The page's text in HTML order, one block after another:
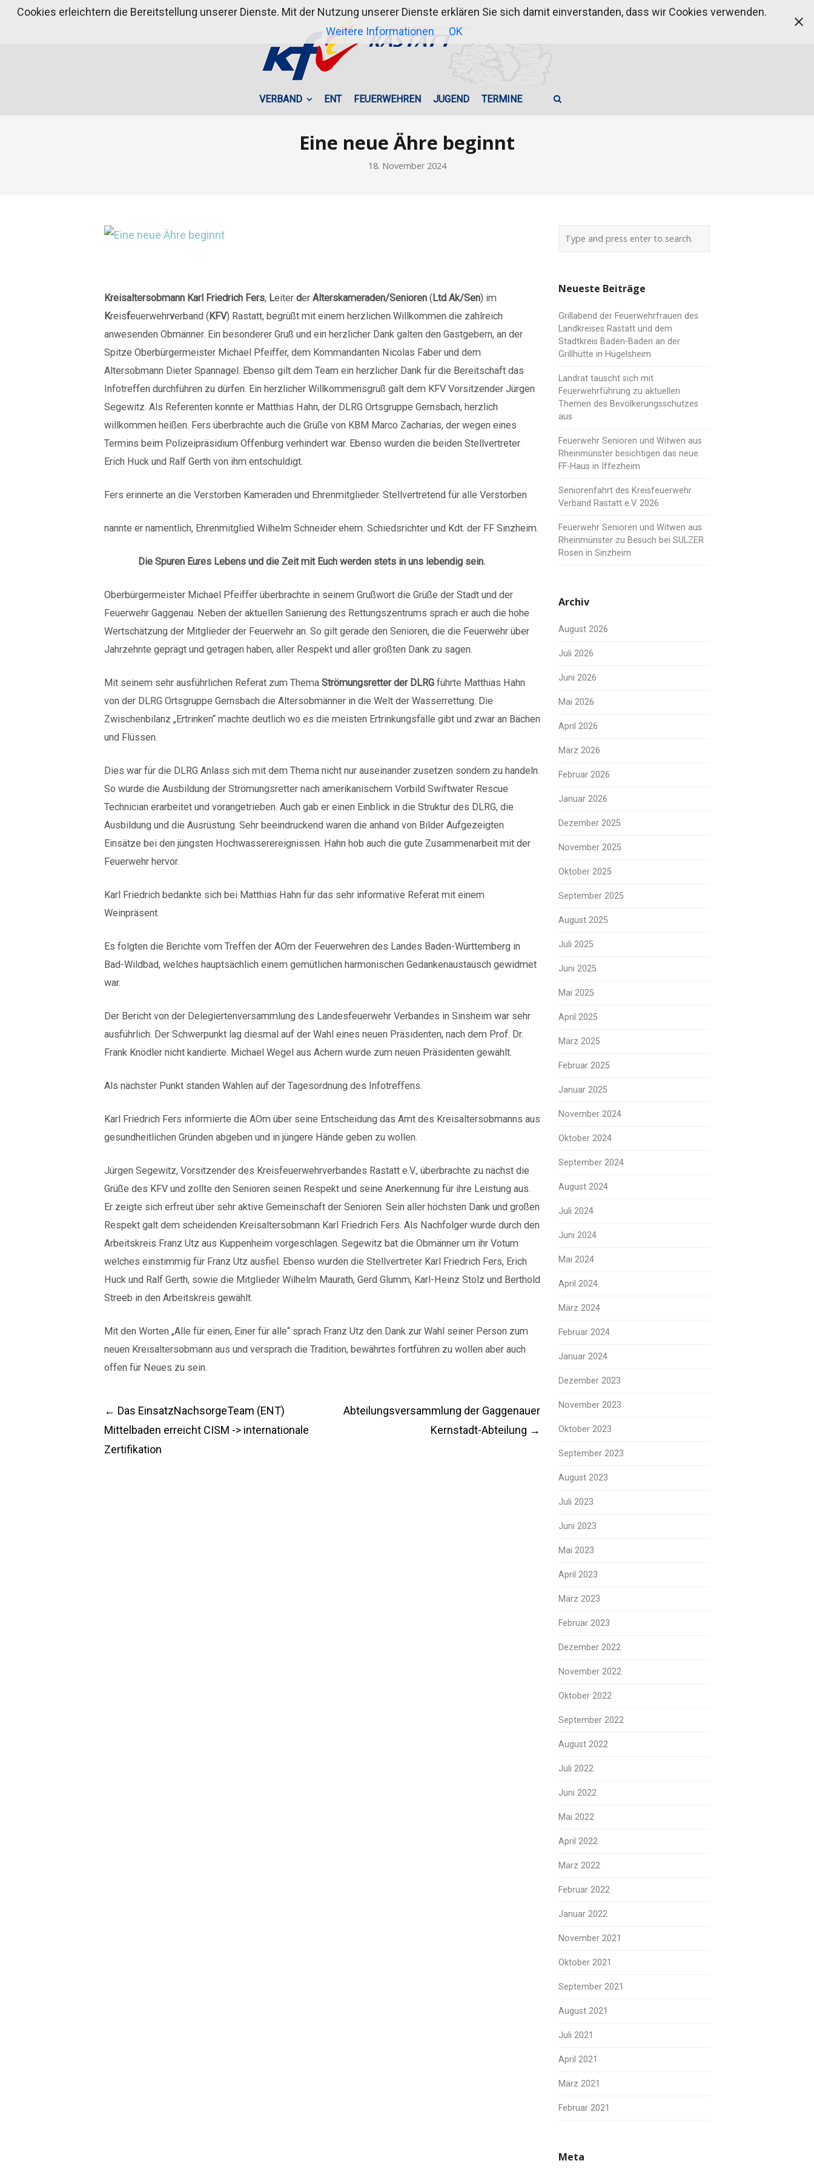
VERBAND ENT FEUERWEHREN JUGEND TERMINE
Eine neue Ähre beginnt
18. November 2024
Kreisaltersobmann Karl Friedrich Fers, Leiter der Alterskameraden/Senioren (Ltd Ak/Sen) im
Kreisfeuerwehrverband (KFV) Rastatt, begrüßt mit einem herzlichen Willkommen die zahlreich
anwesenden Obmänner. Ein besonderer Gruß und ein herzlicher Dank galten den Gastgebern, an der
Spitze Oberbürgermeister Michael Pfeiffer, dem Kommandanten Nicolas Faber und dem
Altersobmann Dieter Spannagel. Ebenso gilt dem Team ein herzlicher Dank für die Bereitschaft das
Infotreffen durchführen zu dürfen. Ein herzlicher Willkommensgruß galt dem KFV Vorsitzender Jürgen
Segewitz. Als Referenten konnte er Matthias Hahn, der DLRG Ortsgruppe Gernsbach, herzlich
willkommen heißen. Fers überbrachte auch die Grüße von KBM Marco Zacharias, der wegen eines
Termins beim Polizeipräsidium Offenburg verhindert war. Ebenso wurden die beiden Stellvertreter
Erich Huck und Ralf Gerth von ihm entschuldigt.
Fers erinnerte an die Verstorben Kameraden und Ehrenmitglieder. Stellvertretend für alle Verstorben
nannte er namentlich, Ehrenmitglied Wilhelm Schneider ehem. Schiedsrichter und Kdt. der FF Sinzheim.
Die Spuren Eures Lebens und die Zeit mit Euch werden stets in uns lebendig sein.
Oberbürgermeister Michael Pfeiffer überbrachte in seinem Grußwort die Grüße der Stadt und der
Feuerwehr Gaggenau. Neben der aktuellen Sanierung des Rettungszentrums sprach er auch die hohe
Wertschätzung der Mitglieder der Feuerwehr an. So gilt gerade den Senioren, die die Feuerwehr über
Jahrzehnte geprägt und getragen haben, aller Respekt und aller größten Dank zu sagen.
Mit seinem sehr ausführlichen Referat zum Thema Strömungsretter der DLRG führte Matthias Hahn
von der DLRG Ortsgruppe Gernsbach die Altersobmänner in die Welt der Wasserrettung. Die
Zwischenbilanz „Ertrinken“ machte deutlich wo es die meisten Ertrinkungsfälle gibt und zwar an Bächen
und Flüssen.
Dies war für die DLRG Anlass sich mit dem Thema nicht nur auseinander zusetzen sondern zu handeln.
So wurde die Ausbildung der Strömungsretter nach amerikanischem Vorbild Swiftwater Rescue
Technician erarbeitet und vorangetrieben. Auch gab er einen Einblick in die Struktur des DLRG, die
Ausbildung und die Ausrüstung. Sehr beeindruckend waren die anhand von Bilder Aufgezeigten
Einsätze bei den jüngsten Hochwasserereignissen. Hahn hob auch die gute Zusammenarbeit mit der
Feuerwehr hervor.
Karl Friedrich bedankte sich bei Matthias Hahn für das sehr informative Referat mit einem
Weinpräsent.
Es folgten die Berichte vom Treffen der AOm der Feuerwehren des Landes Baden-Württemberg in
Bad-Wildbad, welches hauptsächlich einem gemütlichen harmonischen Gedankenaustausch gewidmet
war.
Der Bericht von der Delegiertenversammlung des Landesfeuerwehr Verbandes in Sinsheim war sehr
ausführlich. Der Schwerpunkt lag diesmal auf der Wahl eines neuen Präsidenten, nach dem Prof. Dr.
Frank Knödler nicht kandierte. Michael Wegel aus Achern wurde zum neuen Präsidenten gewählt.
Als nächster Punkt standen Wahlen auf der Tagesordnung des Infotreffens.
Karl Friedrich Fers informierte die AOm über seine Entscheidung das Amt des Kreisaltersobmanns aus
gesundheitlichen Gründen abgeben und in jüngere Hände geben zu wollen.
Jürgen Segewitz, Vorsitzender des Kreisfeuerwehrverbandes Rastatt e.V., überbrachte zu nächst die
Grüße des KFV und zollte den Senioren seinen Respekt und seine Anerkennung für ihre Leistung aus.
Er zeigte sich erfreut über sehr aktive Gemeinschaft der Senioren. Sein aller höchsten Dank und großen
Respekt galt dem scheidenden Kreisaltersobmann Karl Friedrich Fers. Als Nachfolger wurde durch den
Arbeitskreis Franz Utz aus Kuppenheim vorgeschlagen. Segewitz bat die Obmänner um ihr Votum
welches einstimmig für Franz Utz ausfiel. Ebenso wurden die Stellvertreter Karl Friedrich Fers, Erich
Huck und Ralf Gerth, sowie die Mitglieder Wilhelm Maurath, Gerd Glumm, Karl-Heinz Stolz und Berthold
Streeb in den Arbeitskreis gewählt.
Mit den Worten „Alle für einen, Einer für alle“ sprach Franz Utz den Dank zur Wahl seiner Person zum
neuen Kreisaltersobmann aus und versprach die Tradition, bewährtes fortführen zu wollen aber auch
offen für Neues zu sein.
Post
navigation
← Das EinsatzNachsorgeTeam (ENT)
Mittelbaden erreicht CISM -> internationale
Zertifikation
Abteilungsversammlung der Gaggenauer
Kernstadt-Abteilung →
Neueste Beiträge
Grillabend der Feuerwehrfrauen des
Landkreises Rastatt und dem
Stadtkreis Baden-Baden an der
Grillhütte in Hügelsheim
Landrat tauscht sich mit
Feuerwehrführung zu aktuellen
Themen des Bevölkerungsschutzes
aus
Feuerwehr Senioren und Witwen aus
Rheinmünster besichtigen das neue
FF-Haus in Iffezheim
Seniorenfahrt des Kreisfeuerwehr
Verband Rastatt e.V. 2026
Feuerwehr Senioren und Witwen aus
Rheinmünster zu Besuch bei SULZER
Rosen in Sinzheim
Archiv
August 2026
Juli 2026
Juni 2026
Mai 2026
April 2026
März 2026
Februar 2026
Januar 2026
Dezember 2025
November 2025
Oktober 2025
September 2025
August 2025
Juli 2025
Juni 2025
Mai 2025
April 2025
März 2025
Februar 2025
Januar 2025
November 2024
Oktober 2024
September 2024
August 2024
Juli 2024
Juni 2024
Mai 2024
April 2024
März 2024
Februar 2024
Januar 2024
Dezember 2023
November 2023
Oktober 2023
September 2023
August 2023
Juli 2023
Juni 2023
Mai 2023
April 2023
März 2023
Februar 2023
Dezember 2022
November 2022
Oktober 2022
September 2022
August 2022
Juli 2022
Juni 2022
Mai 2022
April 2022
März 2022
Februar 2022
Januar 2022
November 2021
Oktober 2021
September 2021
August 2021
Juli 2021
April 2021
März 2021
Februar 2021
Meta
Cookies erleichtern die Bereitstellung unserer Dienste. Mit der Nutzung unserer Dienste erklären Sie sich damit einverstanden, dass wir Cookies verwenden.
Weitere Informationen
OK